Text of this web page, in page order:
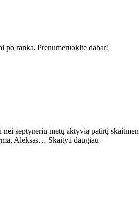
po ranka. Prenumeruokite dabar!
septynerių metų aktyvią patirtį
Aleksas… Skaityti daugiau